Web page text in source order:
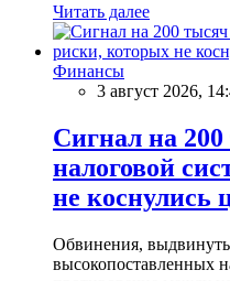
Читать далее
Финансы
3 август 2026,
Сигнал на
налоговой
не
Обвинения,
высокопоставленных